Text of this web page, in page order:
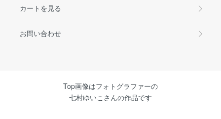
カートを見る
お問い合わせ
Top画像はフォトグラファーの
七村ゆいこさんの作品です